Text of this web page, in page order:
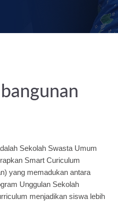
Sekolah Swasta Umum
Smart Curiculum
yang memadukan antara
Unggulan Sekolah
menjadikan siswa lebih